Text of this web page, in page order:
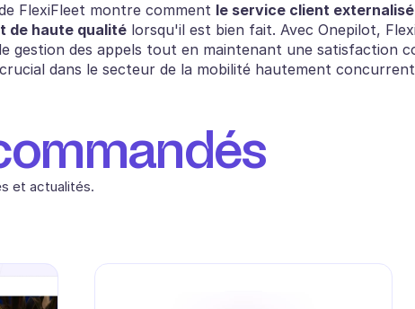
FlexiFleet montre comment le service client
de haute qualité lorsqu'il est bien fait. Avec Onepilot,
gestion des appels tout en maintenant une satisfaction
dans le secteur de la mobilité hautement
et actualités.